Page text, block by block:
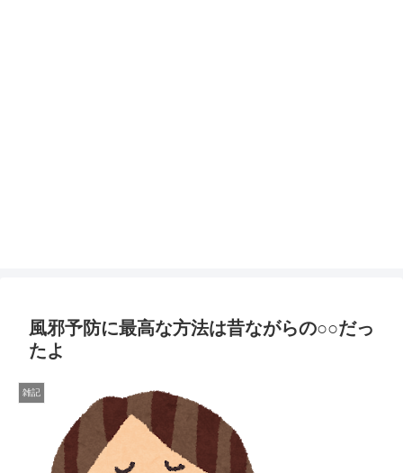
風邪予防に最高な方法は昔ながらの○○だっ
たよ
雑記